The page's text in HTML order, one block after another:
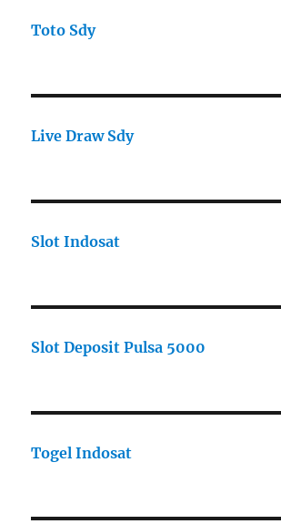
Toto Sdy
Live Draw Sdy
Slot Indosat
Slot Deposit Pulsa 5000
Togel Indosat